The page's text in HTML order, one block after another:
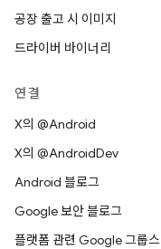
공장 출고 시 이미지
드라이버 바이너리
연결
X의 @Android
X의 @AndroidDev
Android 블로그
Google 보안 블로그
플랫폼 관련 Google 그룹스